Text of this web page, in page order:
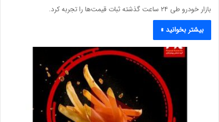
بازار خودرو طی ۲۴ ساعت گذشته ثبات قیمت‌ها را تجربه کرد.
بیشتر بخوانید »